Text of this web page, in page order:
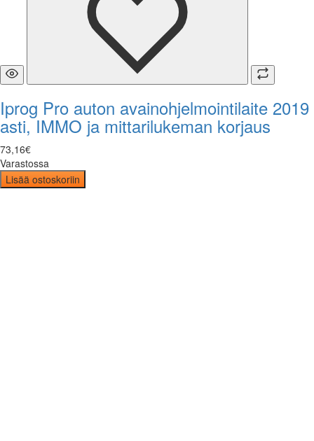
Iprog Pro auton avainohjelmointilaite 2019
asti, IMMO ja mittarilukeman korjaus
73,16€
Varastossa
Lisää ostoskoriin